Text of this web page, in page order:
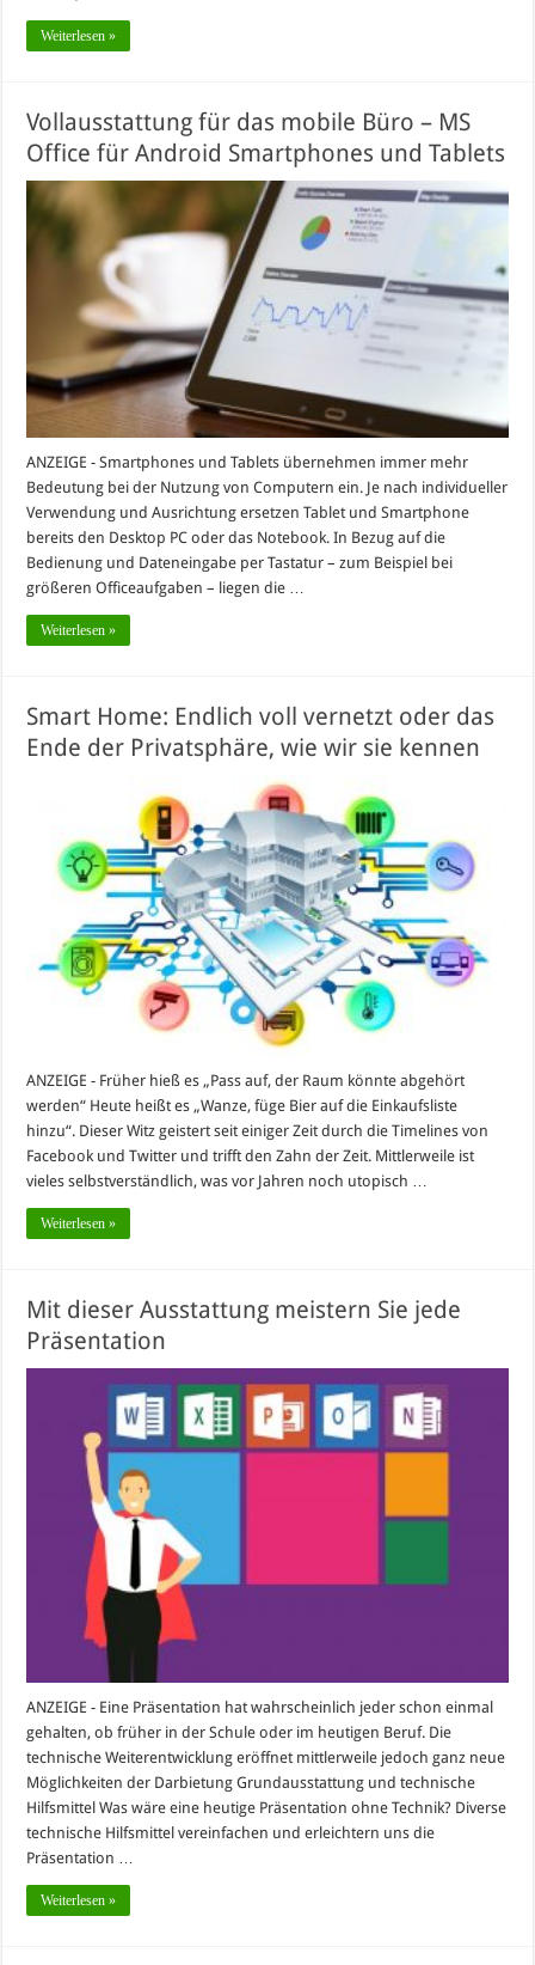
Weiterlesen »
Vollausstattung für das mobile Büro – MS
Office für Android Smartphones und Tablets
ANZEIGE - Smartphones und Tablets übernehmen immer mehr
Bedeutung bei der Nutzung von Computern ein. Je nach individueller
Verwendung und Ausrichtung ersetzen Tablet und Smartphone
bereits den Desktop PC oder das Notebook. In Bezug auf die
Bedienung und Dateneingabe per Tastatur – zum Beispiel bei
größeren Officeaufgaben – liegen die …
Weiterlesen »
Smart Home: Endlich voll vernetzt oder das
Ende der Privatsphäre, wie wir sie kennen
ANZEIGE - Früher hieß es „Pass auf, der Raum könnte abgehört
werden“ Heute heißt es „Wanze, füge Bier auf die Einkaufsliste
hinzu“. Dieser Witz geistert seit einiger Zeit durch die Timelines von
Facebook und Twitter und trifft den Zahn der Zeit. Mittlerweile ist
vieles selbstverständlich, was vor Jahren noch utopisch …
Weiterlesen »
Mit dieser Ausstattung meistern Sie jede
Präsentation
ANZEIGE - Eine Präsentation hat wahrscheinlich jeder schon einmal
gehalten, ob früher in der Schule oder im heutigen Beruf. Die
technische Weiterentwicklung eröffnet mittlerweile jedoch ganz neue
Möglichkeiten der Darbietung Grundausstattung und technische
Hilfsmittel Was wäre eine heutige Präsentation ohne Technik? Diverse
technische Hilfsmittel vereinfachen und erleichtern uns die
Präsentation …
Weiterlesen »